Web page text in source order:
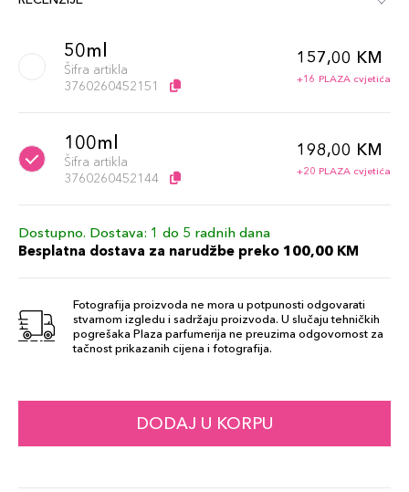
50ml
Šifra artikla
3760260452151
157,00 KM
+16 PLAZA cvjetića
100ml
Šifra artikla
3760260452144
198,00 KM
+20 PLAZA cvjetića
Dostupno. Dostava: 1 do 5 radnih dana
Besplatna dostava za narudžbe preko 100,00 KM
Fotografija proizvoda ne mora u potpunosti odgovarati
stvarnom izgledu i sadržaju proizvoda. U slučaju tehničkih
pogrešaka Plaza parfumerija ne preuzima odgovornost za
tačnost prikazanih cijena i fotografija.
DODAJ U KORPU